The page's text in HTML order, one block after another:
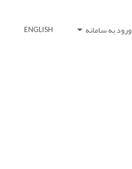
ورود به سامانه ENGLISH